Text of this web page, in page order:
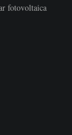
fotovoltaica